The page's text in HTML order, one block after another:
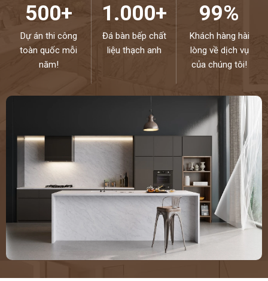
500+
Dự án thi công
toàn quốc mỗi
năm!
1.000+
Đá bàn bếp chất
liệu thạch anh
99%
Khách hàng hài
lòng về dịch vụ
của chúng tôi!